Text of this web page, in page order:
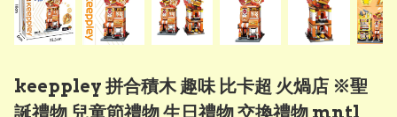
keeppley 拼合積木 趣味 比卡超 火煱店 ※聖